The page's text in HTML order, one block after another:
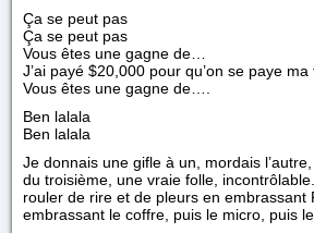
Ça se peut pas
Ça se peut pas
Vous êtes une gagne de…
J’ai payé $20,000 pour qu’on se paye ma
Vous êtes une gagne de….
Ben lalala
Ben lalala
Je donnais une gifle à un, mordais
du troisième, une vraie folle,
rouler de rire et de pleurs en embrassant
embrassant le coffre, puis le micro, puis